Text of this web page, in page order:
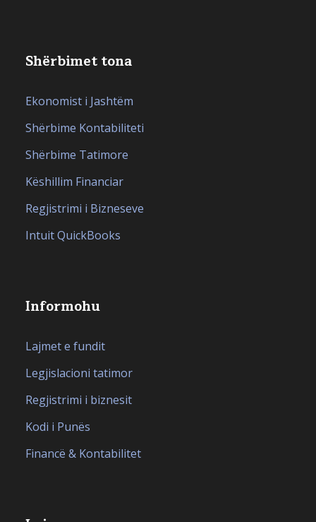
Shërbimet tona
Ekonomist i Jashtëm
Shërbime Kontabiliteti
Shërbime Tatimore
Këshillim Financiar
Regjistrimi i Bizneseve
Intuit QuickBooks
Informohu
Lajmet e fundit
Legjislacioni tatimor
Regjistrimi i biznesit
Kodi i Punës
Financë & Kontabilitet